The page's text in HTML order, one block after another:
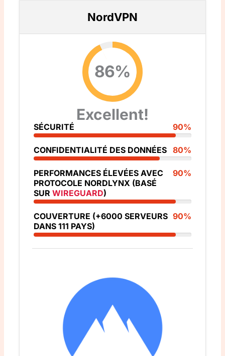
NordVPN
86%
Excellent!
SÉCURITÉ 90%
CONFIDENTIALITÉ DES DONNÉES 80%
PERFORMANCES ÉLEVÉES AVEC
PROTOCOLE NORDLYNX (BASÉ
SUR WIREGUARD)
90%
COUVERTURE (+6000 SERVEURS
DANS 111 PAYS)
90%